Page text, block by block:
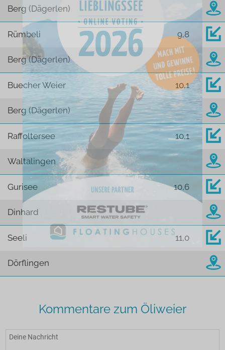
Berg (Dägerlen)
Rümbeli 9,8
Berg (Dägerlen)
Buecher Weier 10,1
Berg (Dägerlen)
Raffoltersee 10,1
Waltalingen
Gurisee 10,6
Dinhard
Seeli 11,0
Dörflingen
Kommentare zum Öliweier